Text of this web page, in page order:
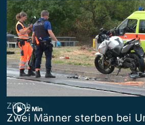
2 Min
Zürich
Zwei Männer sterben bei